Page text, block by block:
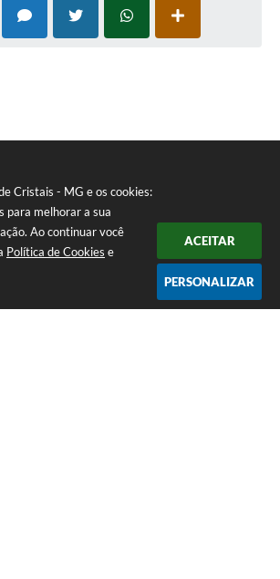
Cristais - MG e os cookies:
para melhorar a sua
Ao continuar você
Política de Cookies e
ACEITAR
PERSONALIZAR